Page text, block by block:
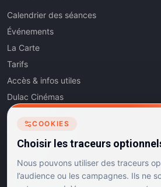
Calendrier des séances
Événements
La Carte
Tarifs
Accès & infos utiles
Dulac Cinémas
Cinéma5
Les Dits de l'Art
Contact
COOKIES
Choisir les traceurs
Nous pouvons utiliser des traceurs
l’audience ou les campagnes. Ils ne